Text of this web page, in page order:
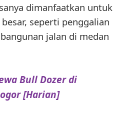
dimanfaatkan untuk
seperti penggalian
jalan di medan
Bull Dozer di
[Harian]